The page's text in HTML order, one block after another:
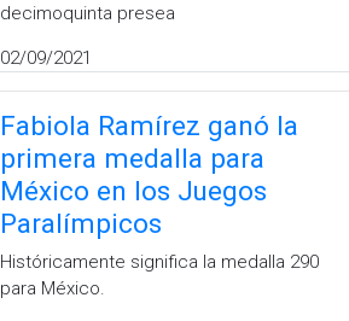
decimoquinta presea
02/09/2021
Fabiola Ramírez ganó la
primera medalla para
México en los Juegos
Paralímpicos
Históricamente significa la medalla 290
para México.